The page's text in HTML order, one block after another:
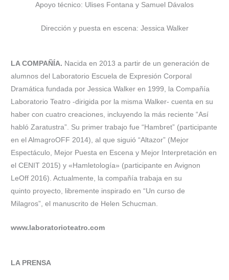
Apoyo técnico: Ulises Fontana y Samuel Dávalos
Dirección y puesta en escena: Jessica Walker
LA COMPAÑÍA. Nacida en 2013 a partir de un generación de
alumnos del Laboratorio Escuela de Expresión Corporal
Dramática fundada por Jessica Walker en 1999, la Compañía
Laboratorio Teatro -dirigida por la misma Walker- cuenta en su
haber con cuatro creaciones, incluyendo la más reciente “Así
habló Zaratustra”. Su primer trabajo fue “Hambret” (participante
en el AlmagroOFF 2014), al que siguió “Altazor” (Mejor
Espectáculo, Mejor Puesta en Escena y Mejor Interpretación en
el CENIT 2015) y «Hamletología» (participante en Avignon
LeOff 2016). Actualmente, la compañía trabaja en su
quinto proyecto, libremente inspirado en “Un curso de
Milagros”, el manuscrito de Helen Schucman.
www.laboratorioteatro.com
LA PRENSA